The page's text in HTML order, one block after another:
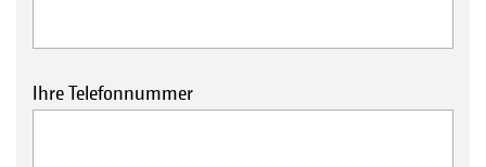
Ihre Telefonnummer